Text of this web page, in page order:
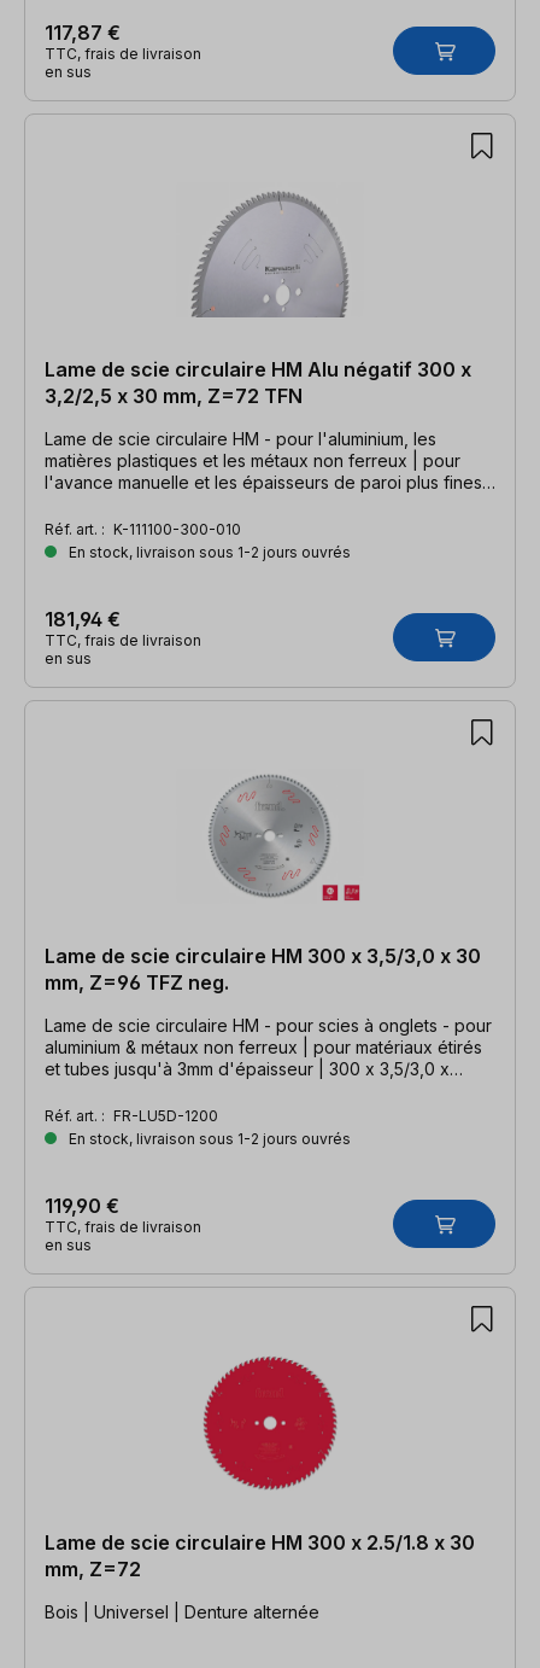
117,87 €
TTC, frais de livraison
en sus
Lame de scie circulaire HM Alu négatif 300 x
3,2/2,5 x 30 mm, Z=72 TFN
Lame de scie circulaire HM - pour l'aluminium, les
matières plastiques et les métaux non ferreux | pour
l'avance manuelle et les épaisseurs de paroi plus fines |
Réf. art. : K-111100-300-010
En stock, livraison sous 1-2 jours ouvrés
181,94 €
TTC, frais de livraison
en sus
Lame de scie circulaire HM 300 x 3,5/3,0 x 30
mm, Z=96 TFZ neg.
Lame de scie circulaire HM - pour scies à onglets - pour
aluminium & métaux non ferreux | pour matériaux étirés
et tubes jusqu'à 3mm d'épaisseur | 300 x 3,5/3,0 x
Réf. art. : FR-LU5D-1200
En stock, livraison sous 1-2 jours ouvrés
119,90 €
TTC, frais de livraison
en sus
Lame de scie circulaire HM 300 x 2.5/1.8 x 30
mm, Z=72
Bois | Universel | Denture alternée